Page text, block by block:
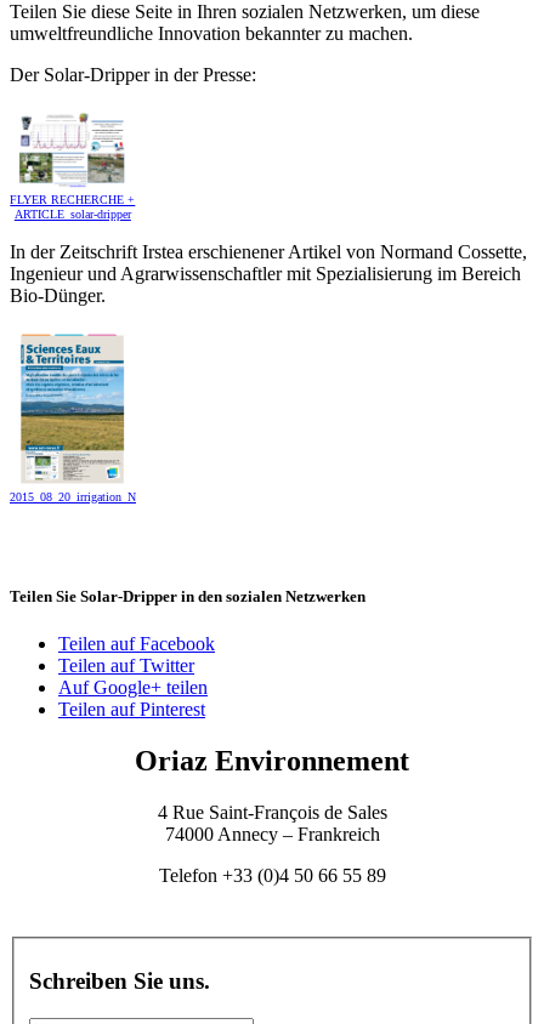
Teilen Sie diese Seite in Ihren sozialen Netzwerken, um diese
umweltfreundliche Innovation bekannter zu machen.
Der Solar-Dripper in der Presse:
FLYER RECHERCHE +
ARTICLE_solar-dripper
In der Zeitschrift Irstea erschienener Artikel von Normand Cossette,
Ingenieur und Agrarwissenschaftler mit Spezialisierung im Bereich
Bio-Dünger.
2015_08_20_irrigation_NORCO__Vegetalisation_miniere_Sc_Eaux_&_Territoires__Hors_serie_No_21
Teilen Sie Solar-Dripper in den sozialen Netzwerken
Teilen auf Facebook
Teilen auf Twitter
Auf Google+ teilen
Teilen auf Pinterest
Oriaz Environnement
4 Rue Saint-François de Sales
74000 Annecy – Frankreich
Telefon +33 (0)4 50 66 55 89
Schreiben Sie uns.